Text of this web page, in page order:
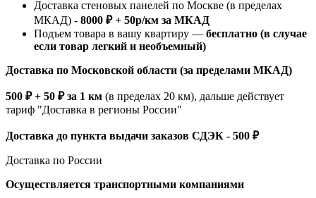
Доставка стеновых панелей по Москве (в пределах
МКАД) - 8000 ₽ + 50р/км за МКАД
Подъем товара в вашу квартиру — бесплатно (в случае
если товар легкий и необъемный)
Доставка по Московской области (за пределами МКАД)
500 ₽ + 50 ₽ за 1 км (в пределах 20 км), дальше действует
тариф "Доставка в регионы России"
Доставка до пункта выдачи заказов СДЭК - 500 ₽
Доставка по России
Осуществляется транспортными компаниями